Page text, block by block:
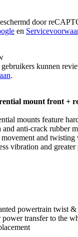
door
en
kunnen
.
mount front +
mounts feature
and anti-crack rubber
and twisting
vibration and
powertrain twist
power transfer to the